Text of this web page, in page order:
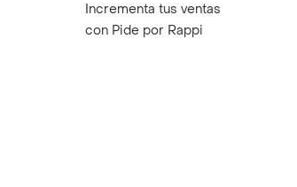
Incrementa tus ventas
con Pide por Rappi